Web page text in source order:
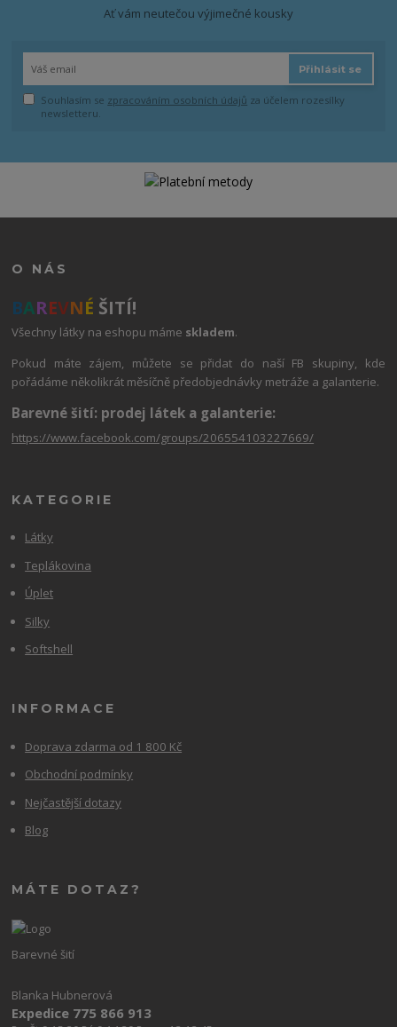
Ať vám neutečou výjimečné kousky
Přihlásit se
Souhlasím se zpracováním osobních údajů za účelem rozesílky
newsletteru.
O NÁS
BAREVNÉ ŠITÍ!
Všechny látky na eshopu máme skladem.
Pokud máte zájem, můžete se přidat do naší FB skupiny, kde
pořádáme několikrát měsíčně předobjednávky metráže a galanterie.
Barevné šití: prodej látek a galanterie:
https://www.facebook.com/groups/206554103227669/
KATEGORIE
Látky
Teplákovina
Úplet
Silky
Softshell
INFORMACE
Doprava zdarma od 1 800 Kč
Obchodní podmínky
Nejčastější dotazy
Blog
MÁTE DOTAZ?
Barevné šití
Blanka Hubnerová
Expedice 775 866 913